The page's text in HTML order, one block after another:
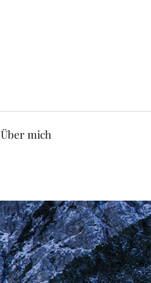
Über mich